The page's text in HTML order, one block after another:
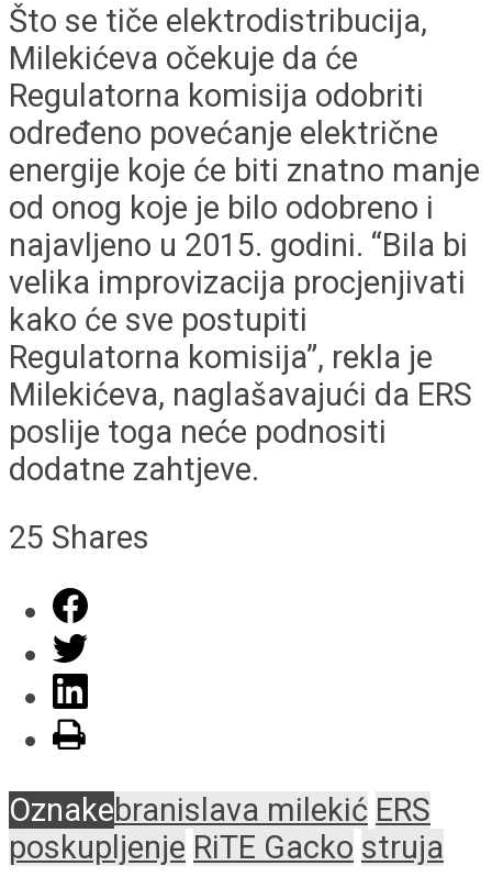
Što se tiče elektrodistribucija,
Milekićeva očekuje da će
Regulatorna komisija odobriti
određeno povećanje električne
energije koje će biti znatno manje
od onog koje je bilo odobreno i
najavljeno u 2015. godini. “Bila bi
velika improvizacija procjenjivati
kako će sve postupiti
Regulatorna komisija”, rekla je
Milekićeva, naglašavajući da ERS
poslije toga neće podnositi
dodatne zahtjeve.
25 Shares
Oznakebranislava milekić ERS
poskupljenje RiTE Gacko struja